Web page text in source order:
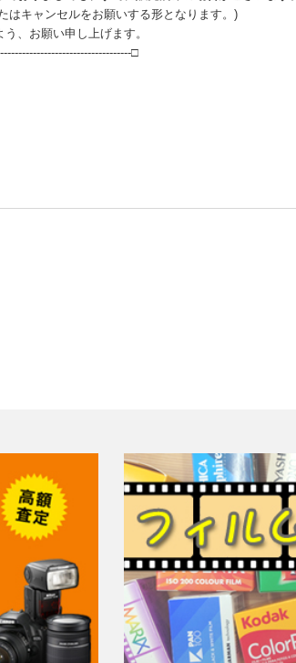
はキャンセルをお願いする形となります。)
、お願い申し上げます。
□